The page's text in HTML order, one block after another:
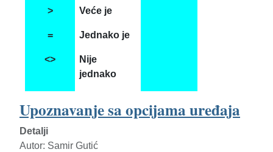
> Veće je
= Jednako je
<>
Nije
jednako
Upoznavanje sa opcijama uređaja
Detalji
Autor: Samir Gutić